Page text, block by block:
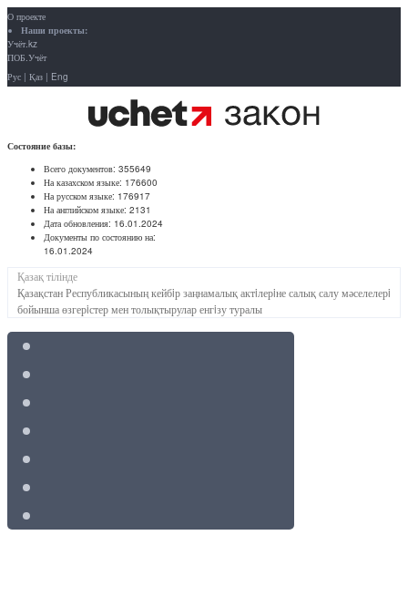
О проекте
Наши проекты:
Учёт.kz
ПОБ.Учёт
Рус | Қаз | Eng
Состояние базы:
Всего документов: 355649
На казахском языке: 176600
На русском языке: 176917
На английском языке: 2131
Дата обновления: 16.01.2024
Документы по состоянию на:
16.01.2024
Қазақ тілінде
Қазақстан Республикасының кейбiр заңнамалық актiлерiне салық салу мәселелерi
бойынша өзгерiстер мен толықтырулар енгiзу туралы